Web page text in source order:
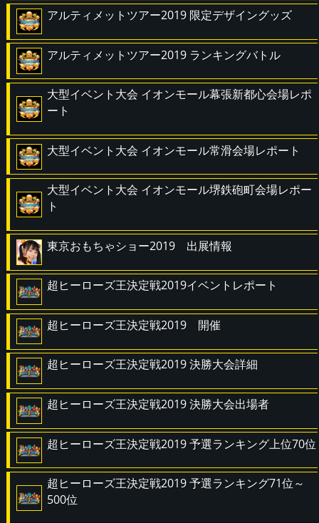
アルティメットツアー2019 限定デザイングッズ
アルティメットツアー2019 ランキングバトル
大型イベント大会 イオンモール幕張新都心会場レポ
ート
大型イベント大会 イオンモール常滑会場レポート
大型イベント大会 イオンモール堺鉄砲町会場レポー
ト
東京おもちゃショー2019 出展情報
超ヒーローズ王決定戦2019イベントレポート
超ヒーローズ王決定戦2019 開催
超ヒーローズ王決定戦2019 決勝大会詳細
超ヒーローズ王決定戦2019 決勝大会出場者
超ヒーローズ王決定戦2019 予選ランキング上位70位
超ヒーローズ王決定戦2019 予選ランキング71位～
500位